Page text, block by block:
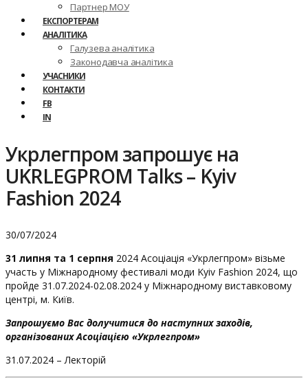
Партнер МОУ
ЕКСПОРТЕРАМ
АНАЛІТИКА
Галузева аналітика
Законодавча аналітика
УЧАСНИКИ
КОНТАКТИ
FB
IN
Укрлегпром запрошує на
UKRLEGPROM Talks – Kyiv
Fashion 2024
30/07/2024
31 липня та 1 серпня 2024 Асоціація «Укрлегпром» візьме
участь у Міжнародному фестивалі моди Kyiv Fashion 2024, що
пройде 31.07.2024-02.08.2024 у Міжнародному виставковому
центрі, м. Київ.
Запрошуємо Вас долучитися до наступних заходів,
організованих Асоціацією «Укрлегпром»
31.07.2024 – Лекторій